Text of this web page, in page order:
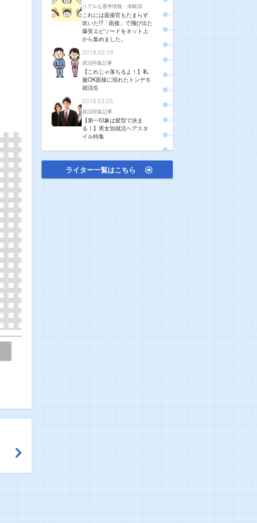
リアルな選考情報・体験談
これには面接官もたまらず
吹いた!?「面接」で飛び出た
爆笑エピソードをネット上
から集めました。
2018.02.19
就活特集記事
【これじゃ落ちるよ！】私
服OK面接に現れたトンデモ
就活生
2018.03.05
就活特集記事
【第一印象は髪型で決ま
る！】男女別就活ヘアスタ
イル特集
ライター一覧はこちら